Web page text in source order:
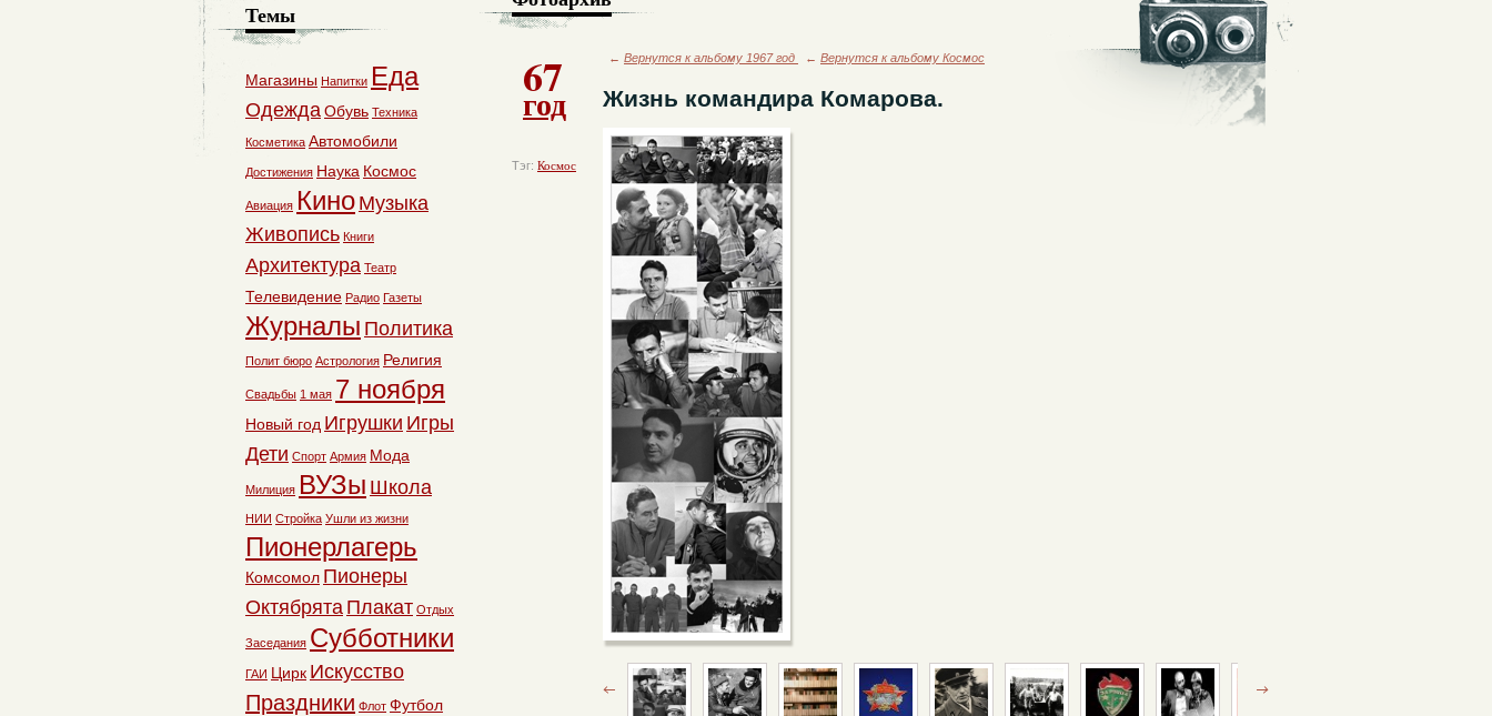
67
год
Тэг: Космос
← Вернутся к альбому 1967 год ← Вернутся к альбому Космос
Жизнь командира Комарова.
Темы
Магазины Напитки Еда
ОдеждаОбувь Техника
Косметика Автомобили
Достижения Наука Космос
Авиация Кино Музыка
Живопись Книги
Архитектура Театр
Телевидение Радио Газеты
Журналы Политика
Полит бюро Астрология Религия
Свадьбы 1 мая 7 ноября
Новый год Игрушки Игры
Дети Спорт Армия Мода
Милиция ВУЗы Школа
НИИ Стройка Ушли из жизни
Пионерлагерь
Комсомол Пионеры
Октябрята Плакат Отдых
Заседания Субботники
ГАИ Цирк Искусство
Праздники Флот Футбол